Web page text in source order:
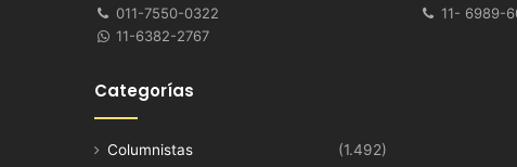
011-7550-0322
11-6382-2767
Categorías
Columnistas (1.492)
11- 6989-